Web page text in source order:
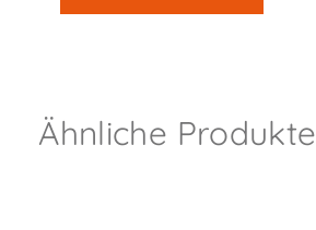
Ähnliche Produkte